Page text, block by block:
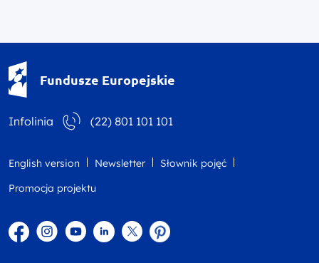
Fundusze Europejskie
Infolinia (22) 801 101 101
English version Newsletter
Słownik pojęć
Promocja projektu
FacebookInstagram
YouTubeLinkedintwitterPinterest